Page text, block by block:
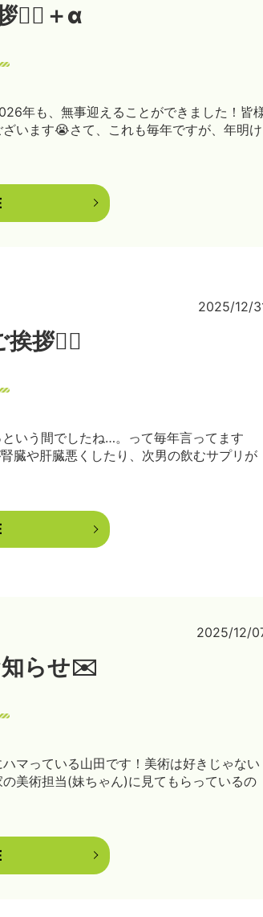
🙇‍♀️＋α
年も、無事迎えることができました！皆
います😭さて、これも毎年ですが、年明け
2025/12/
拶🙇‍♀️
いう間でしたね…。って毎年言ってます
臓や肝臓悪くしたり、次男の飲むサプリが
2025/12/
知らせ✉️
マっている山田です！美術は好きじゃない
美術担当(妹ちゃん)に見てもらっているの